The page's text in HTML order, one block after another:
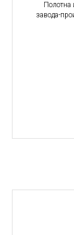
Полотна
завода-